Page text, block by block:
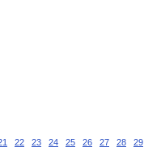
22 23 24 25 26 27 28 29